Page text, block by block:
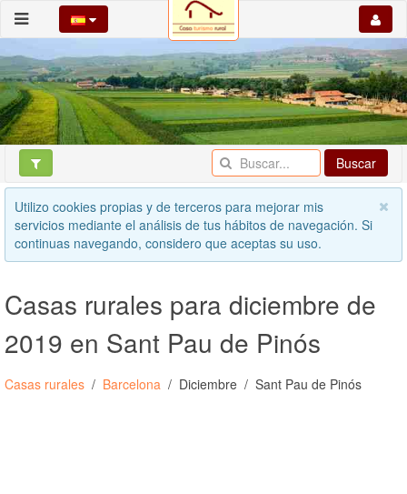
Buscar
Utilizo cookies propias y de terceros para mejorar mis
servicios mediante el análisis de tus hábitos de navegación. Si
continuas navegando, considero que aceptas su uso.
Casas rurales para diciembre de
2019 en Sant Pau de Pinós
Casas rurales Barcelona Diciembre Sant Pau de Pinós